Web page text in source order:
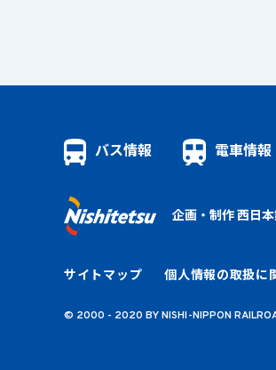
バス情報 電車情報
企画・制作 西日
サイトマップ 個人情報の取扱に
© 2000 - 2020 BY NISHI-NIPPON